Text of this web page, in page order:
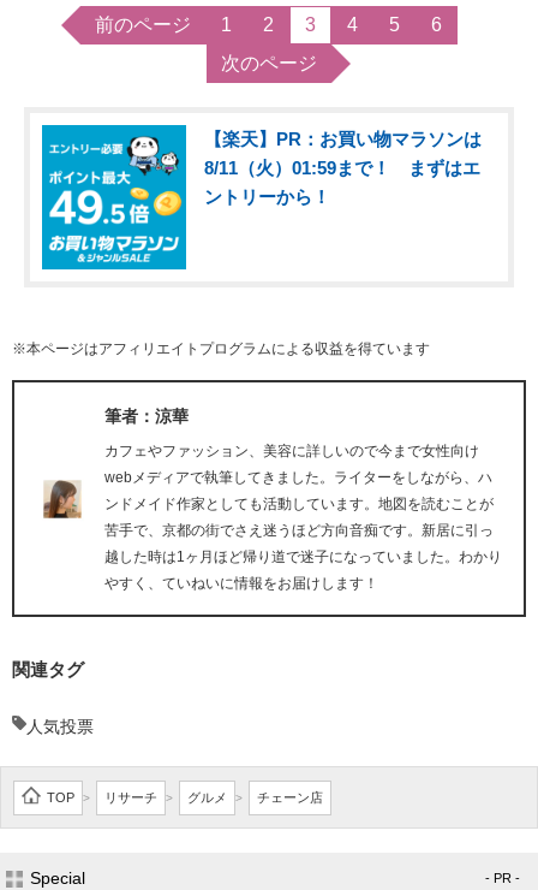
前のページ 1 2 3 4 5
6
次のページ
【楽天】PR：お買い物マラソンは
8/11（火）01:59まで！ まずはエ
ントリーから！
※本ページはアフィリエイトプログラムによる収益を得ています
筆者：涼華
カフェやファッション、美容に詳しいので今まで女性向け
webメディアで執筆してきました。ライターをしながら、ハ
ンドメイド作家としても活動しています。地図を読むことが
苦手で、京都の街でさえ迷うほど方向音痴です。新居に引っ
越した時は1ヶ月ほど帰り道で迷子になっていました。わかり
やすく、ていねいに情報をお届けします！
関連タグ
人気投票
TOP > リサーチ > グルメ > チェーン店
Special - PR -